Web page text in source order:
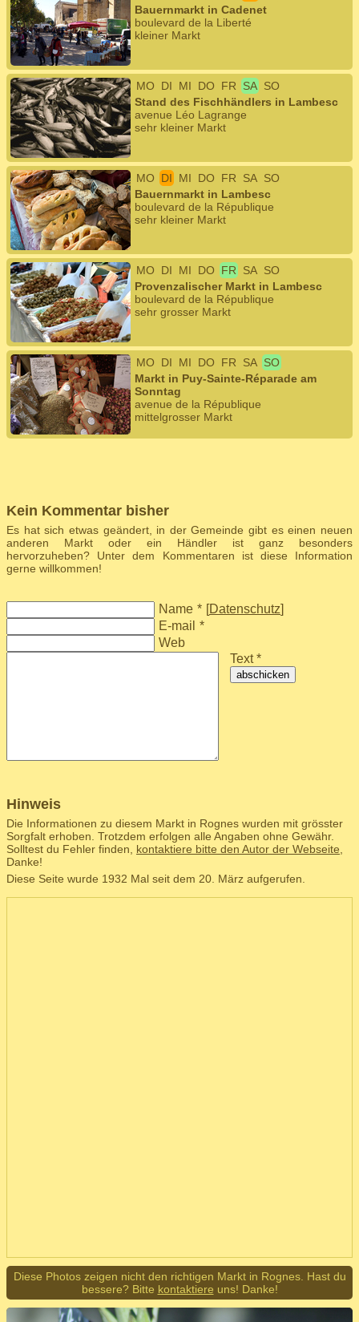
Bauernmarkt in Cadenet
boulevard de la Liberté
kleiner Markt
MO DI MI DO FR SA SO
Stand des Fischhändlers in Lambesc
avenue Léo Lagrange
sehr kleiner Markt
MO DI MI DO FR SA SO
Bauernmarkt in Lambesc
boulevard de la République
sehr kleiner Markt
MO DI MI DO FR SA SO
Provenzalischer Markt in Lambesc
boulevard de la République
sehr grosser Markt
MO DI MI DO FR SA SO
Markt in Puy-Sainte-Réparade am
Sonntag
avenue de la République
mittelgrosser Markt
Kein Kommentar bisher
Es hat sich etwas geändert, in der Gemeinde gibt es einen neuen
anderen Markt oder ein Händler ist ganz besonders
hervorzuheben? Unter dem Kommentaren ist diese Information
gerne willkommen!
Name * [Datenschutz]
E-mail *
Web
Text *
abschicken
Hinweis
Die Informationen zu diesem Markt in Rognes wurden mit grösster
Sorgfalt erhoben. Trotzdem erfolgen alle Angaben ohne Gewähr.
Solltest du Fehler finden, kontaktiere bitte den Autor der Webseite
Danke!
Diese Seite wurde 1932 Mal seit dem 20. März aufgerufen.
Diese Photos zeigen nicht den richtigen Markt in Rognes. Hast du
bessere? Bitte kontaktiere uns! Danke!